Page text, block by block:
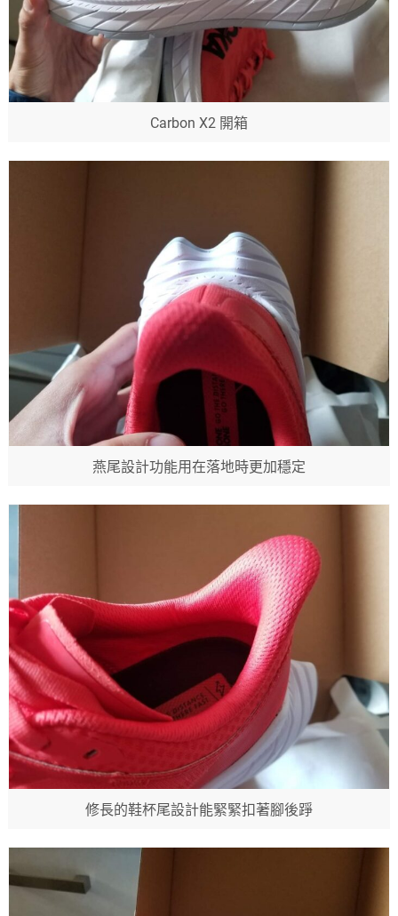
Carbon X2 開箱
燕尾設計功能用在落地時更加穩定
修長的鞋杯尾設計能緊緊扣著腳後踭